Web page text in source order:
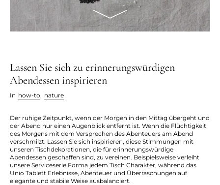
Lassen Sie sich zu erinnerungswürdigen
Abendessen inspirieren
In how-to, nature
Der ruhige Zeitpunkt, wenn der Morgen in den Mittag übergeht und
der Abend nur einen Augenblick entfernt ist. Wenn die Flüchtigkeit
des Morgens mit dem Versprechen des Abenteuers am Abend
verschmilzt. Lassen Sie sich inspirieren, diese Stimmungen mit
unseren Tischdekorationen, die für erinnerungswürdige
Abendessen geschaffen sind, zu vereinen. Beispielsweise verleiht
unsere Serviceserie Forma jedem Tisch Charakter, während das
Unio Tablett Erlebnisse, Abenteuer und Überraschungen auf
elegante und stabile Weise ausbalanciert.